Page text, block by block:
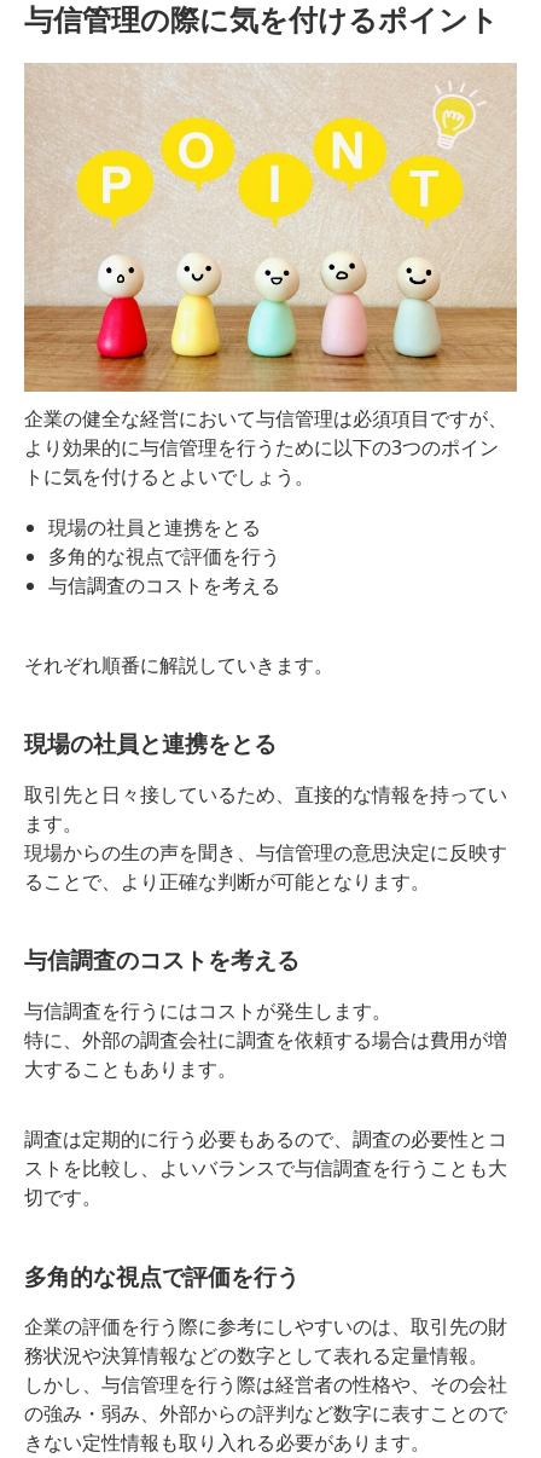
与信管理の際に気を付けるポイント
企業の健全な経営において与信管理は必須項目ですが、
より効果的に与信管理を行うために以下の3つのポイン
トに気を付けるとよいでしょう。
現場の社員と連携をとる
多角的な視点で評価を行う
与信調査のコストを考える
それぞれ順番に解説していきます。
現場の社員と連携をとる
取引先と日々接しているため、直接的な情報を持ってい
ます。
現場からの生の声を聞き、与信管理の意思決定に反映す
ることで、より正確な判断が可能となります。
与信調査のコストを考える
与信調査を行うにはコストが発生します。
特に、外部の調査会社に調査を依頼する場合は費用が増
大することもあります。
調査は定期的に行う必要もあるので、調査の必要性とコ
ストを比較し、よいバランスで与信調査を行うことも大
切です。
多角的な視点で評価を行う
企業の評価を行う際に参考にしやすいのは、取引先の財
務状況や決算情報などの数字として表れる定量情報。
しかし、与信管理を行う際は経営者の性格や、その会社
の強み・弱み、外部からの評判など数字に表すことので
きない定性情報も取り入れる必要があります。